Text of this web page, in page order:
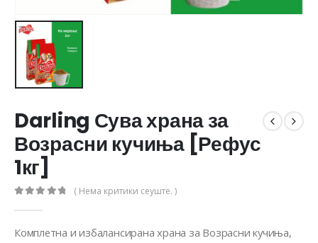
Darling Сува храна за
Возрасни кучиња [Рефус
1кг]
( Нема критики сеуште. )
Комплетна и избалансирана храна за Возрасни кучиња,